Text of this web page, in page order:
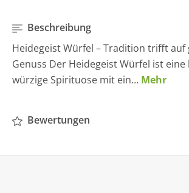
Beschreibung
Heidegeist Würfel – Tradition trifft auf
Genuss Der Heidegeist Würfel ist eine
würzige Spirituose mit ein… Mehr
Bewertungen